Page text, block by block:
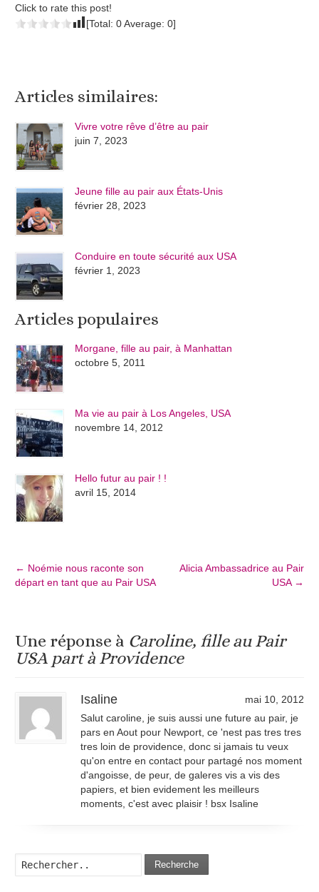
Click to rate this post!
[Total:0Average:0]
Articles similaires:
Vivre votre rêve d’être au pair
juin 7, 2023
Jeune fille au pair aux États-Unis
février 28, 2023
Conduire en toute sécurité aux USA
février 1, 2023
Articles populaires
Morgane, fille au pair, à Manhattan
octobre 5, 2011
Ma vie au pair à Los Angeles, USA
novembre 14, 2012
Hello futur au pair ! !
avril 15, 2014
← Noémie nous raconte son
départ en tant que au Pair USA
Alicia Ambassadrice au Pair
USA →
Une réponse à Caroline, fille au Pair
USA part à Providence
Isaline
mai 10, 2012
Salut caroline, je suis aussi une future au pair, je
pars en Aout pour Newport, ce 'nest pas tres tres
tres loin de providence, donc si jamais tu veux
qu'on entre en contact pour partagé nos moment
d'angoisse, de peur, de galeres vis a vis des
papiers, et bien evidement les meilleurs
moments, c'est avec plaisir ! bsx Isaline
Recherche